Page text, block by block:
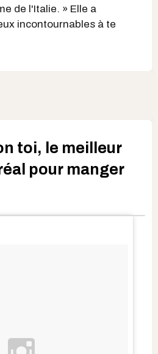
de l'Italie. » Elle a
incontournables à te
toi, le meilleur
pour manger